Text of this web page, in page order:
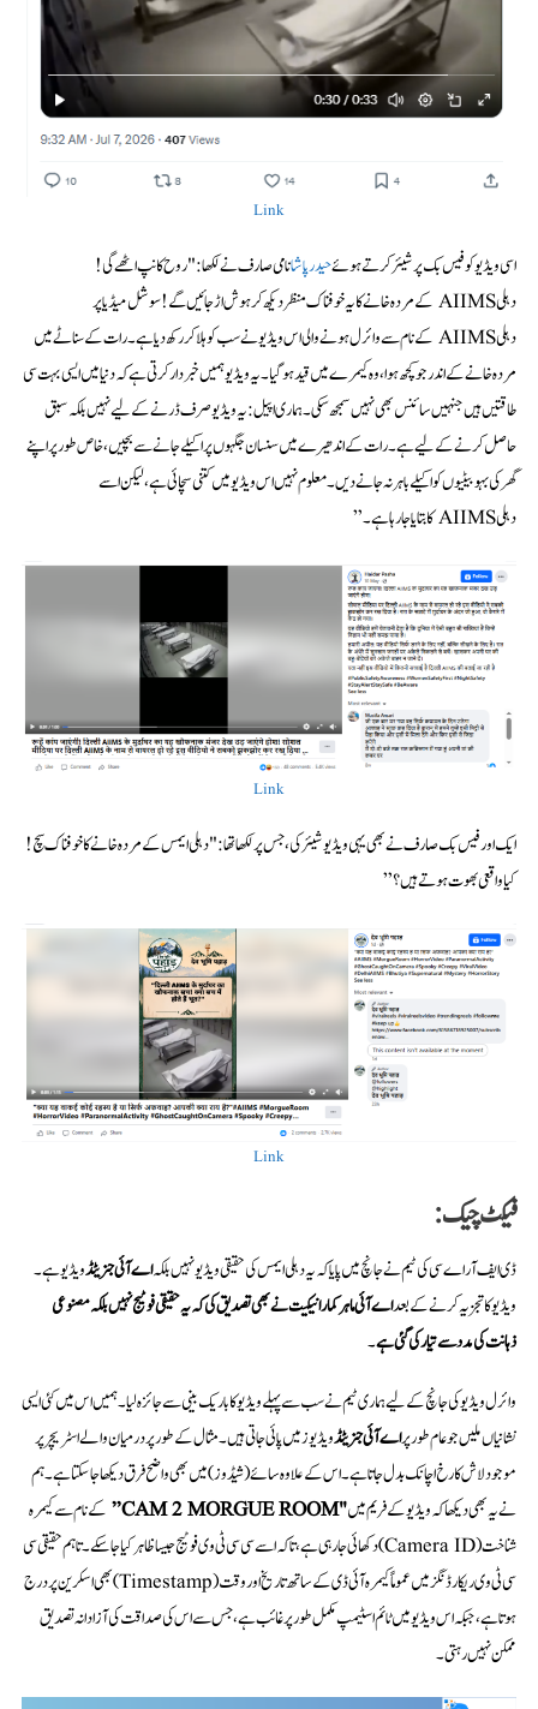
Link
اسی ویڈیو کو فیس بک پر شیئر کرتے ہوئےحیدر پاشانامی صارف نے لکھا: "روح کانپ اٹھے گی!
دہلی AIIMS کے مردہ خانے کا یہ خوفناک منظر دیکھ کر ہوش اڑ جائیں گے! سوشل میڈیا پر
دہلی AIIMS کے نام سے وائرل ہونے والی اس ویڈیو نے سب کو ہلا کر رکھ دیا ہے۔ رات کے سناٹے میں
مردہ خانے کے اندر جو کچھ ہوا، وہ کیمرے میں قید ہو گیا۔ یہ ویڈیو ہمیں خبردار کرتی ہے کہ دنیا میں ایسی بہت سی
طاقتیں ہیں جنہیں سائنس بھی نہیں سمجھ سکی۔ ہماری اپیل: یہ ویڈیو صرف ڈرنے کے لیے نہیں بلکہ سبق
حاصل کرنے کے لیے ہے۔ رات کے اندھیرے میں سنسان جگہوں پر اکیلے جانے سے بچیں، خاص طور پر اپنے
گھر کی بہو بیٹیوں کو اکیلے باہر نہ جانے دیں۔ معلوم نہیں اس ویڈیو میں کتنی سچائی ہے، لیکن اسے
دہلی AIIMS کا بتایا جا رہا ہے۔”
Link
ایک اور فیس بک صارف نے بھی یہی ویڈیو شیئر کی، جس پر لکھا تھا: "دہلی ایمس کے مردہ خانے کا خوفناک سچ!
کیا واقعی بھوت ہوتے ہیں؟”
Link
فیکٹ چیک:
ڈی ایف آر اے سی کی ٹیم نے جانچ میں پایا کہ یہ دہلی ایمس کی حقیقی ویڈیو نہیں بلکہاے آئی جنریٹڈویڈیو ہے۔
ویڈیو کا تجزیہ کرنے کے بعداے آئی ماہر کمار انیکیت نے بھی تصدیق کی کہ یہ حقیقی فوٹیج نہیں بلکہ مصنوعی
ذہانت کی مدد سے تیار کی گئی ہے۔
وائرل ویڈیو کی جانچ کے لیے ہماری ٹیم نے سب سے پہلے ویڈیو کا باریک بینی سے جائزہ لیا۔ ہمیں اس میں کئی ایسی
نشانیاں ملیں جو عام طور پراے آئی جنریٹڈویڈیوز میں پائی جاتی ہیں۔ مثال کے طور پر درمیان والے اسٹریچر پر
موجود لاش کا رخ اچانک بدل جاتا ہے۔ اس کے علاوہ سائے (شیڈوز) میں بھی واضح فرق دیکھا جا سکتا ہے۔ ہم
نے یہ بھی دیکھا کہ ویڈیو کے فریم میں"CAM 2 MORGUE ROOM”
کے نام سے کیمرہ
شناخت (Camera ID) دکھائی جا رہی ہے، تاکہ اسے سی سی ٹی وی فوٹیج جیسا ظاہر کیا جا سکے۔ تاہم حقیقی سی
سی ٹی وی ریکارڈنگز میں عموماً کیمرہ آئی ڈی کے ساتھ تاریخ اور وقت (Timestamp) بھی اسکرین پر درج
ہوتا ہے، جبکہ اس ویڈیو میں ٹائم اسٹیمپ مکمل طور پر غائب ہے، جس سے اس کی صداقت کی آزادانہ تصدیق
ممکن نہیں رہتی۔